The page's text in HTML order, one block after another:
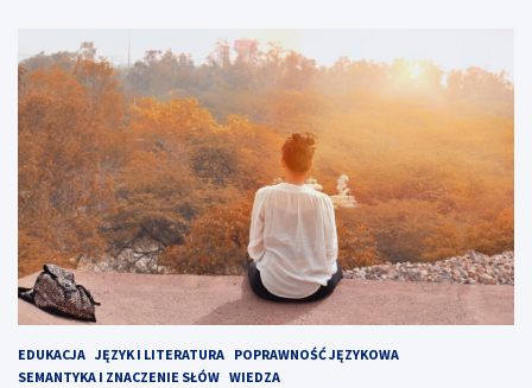
EDUKACJA JĘZYK I LITERATURA POPRAWNOŚĆ JĘZYKOWA
SEMANTYKA I ZNACZENIE SŁÓW WIEDZA